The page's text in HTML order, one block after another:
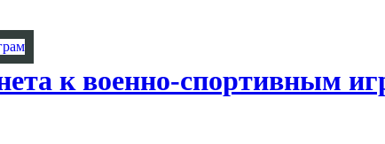
к военно-спортивным